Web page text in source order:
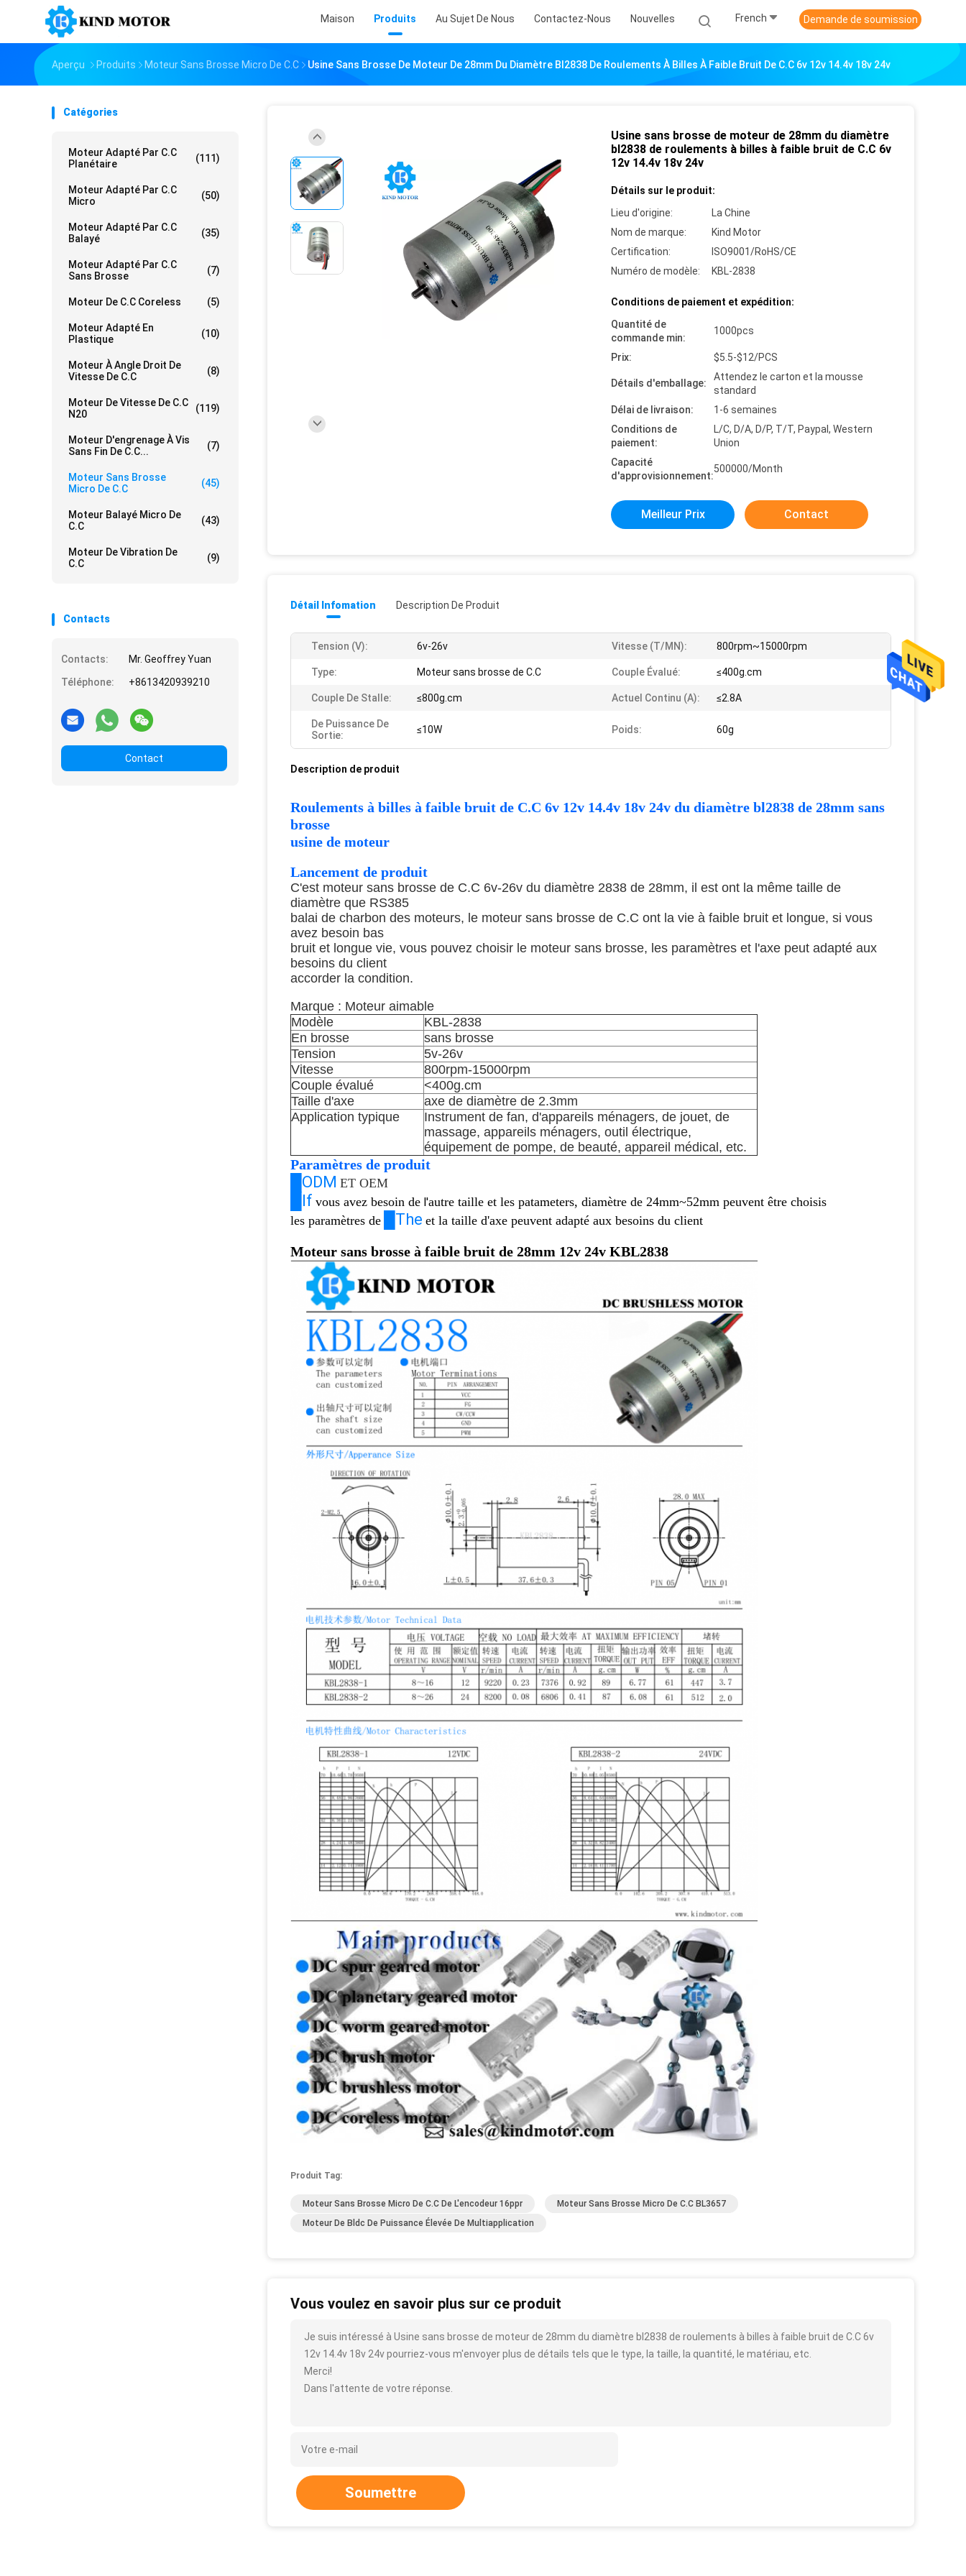
Maison Produits Au Sujet De Nous Contactez-Nous Nouvelles French Demande de soumission
Aperçu Produits Moteur Sans Brosse Micro De C.C Usine Sans Brosse De Moteur De 28mm Du Diamètre Bl2838 De Roulements À Billes À Faible Bruit De C.C 6v 12v 14.4v 18v 24v
Catégories
Moteur Adapté Par C.C
Planétaire
(111)
Moteur Adapté Par C.C
Micro
(50)
Moteur Adapté Par C.C
Balayé
(35)
Moteur Adapté Par C.C
Sans Brosse
(7)
Moteur De C.C Coreless (5)
Moteur Adapté En
Plastique
(10)
Moteur À Angle Droit De
Vitesse De C.C
(8)
Moteur De Vitesse De C.C
N20
(119)
Moteur D'engrenage À Vis
Sans Fin De C.C...
(7)
Moteur Sans Brosse
Micro De C.C
(45)
Moteur Balayé Micro De
C.C
(43)
Moteur De Vibration De
C.C
(9)
Contacts
Contacts:
Mr. Geoffrey Yuan
Téléphone:
+8613420939210
Contact
Usine sans brosse de moteur de 28mm du diamètre
bl2838 de roulements à billes à faible bruit de C.C 6v
12v 14.4v 18v 24v
Détails sur le produit:
Lieu d'origine:
La Chine
Nom de marque:
Kind Motor
Certification:
ISO9001/RoHS/CE
Numéro de modèle:
KBL-2838
Conditions de paiement et expédition:
Quantité de
commande min:
1000pcs
Prix: $5.5-$12/PCS
Détails d'emballage:
Attendez le carton et la mousse
standard
Délai de livraison:
1-6 semaines
Conditions de
paiement:
L/C, D/A, D/P, T/T, Paypal, Western
Union
Capacité
d'approvisionnement:
500000/Month
Meilleur Prix Contact
Détail Infomation Description De Produit
Tension (v): 6v-26v Vitesse (T/MN): 800rpm~15000rpm
Type: Moteur sans brosse de C.C Couple Évalué: ≤400g.cm
Couple De Stalle: ≤800g.cm Actuel Continu (a): ≤2.8A
De Puissance De
Sortie:
≤10W Poids: 60g
Description de produit
Roulements à billes à faible bruit de C.C 6v 12v 14.4v 18v 24v du diamètre bl2838 de 28mm sans
brosse
usine de moteur
Lancement de produit
C'est moteur sans brosse de C.C 6v-26v du diamètre 2838 de 28mm, il est ont la même taille de
diamètre que RS385
balai de charbon des moteurs, le moteur sans brosse de C.C ont la vie à faible bruit et longue, si vous
avez besoin bas
bruit et longue vie, vous pouvez choisir le moteur sans brosse, les paramètres et l'axe peut adapté aux
besoins du client
accorder la condition.
Marque : Moteur aimable
Modèle
KBL-2838
En brosse
sans brosse
Tension
5v-26v
Vitesse
800rpm-15000rpm
Couple évalué
<400g.cm
Taille d'axe
axe de diamètre de 2.3mm
Application typique
Instrument de fan, d'appareils ménagers, de jouet, de
massage, appareils ménagers, outil électrique,
équipement de pompe, de beauté, appareil médical, etc.
Paramètres de produit
█ODM ET OEM
█If vous avez besoin de l'autre taille et les patameters, diamètre de 24mm~52mm peuvent être choisis
les paramètres de
█The et la taille d'axe peuvent adapté aux besoins du client
Moteur sans brosse à faible bruit de 28mm 12v 24v KBL2838
Produit Tag:
Moteur Sans Brosse Micro De C.C De L'encodeur 16ppr
Moteur Sans Brosse Micro De C.C BL3657
Moteur De Bldc De Puissance Élevée De Multiapplication
Vous voulez en savoir plus sur ce produit
Je suis intéressé à Usine sans brosse de moteur de 28mm du diamètre bl2838 de roulements à billes à faible bruit de C.C 6v
12v 14.4v 18v 24v pourriez-vous m'envoyer plus de détails tels que le type, la taille, la quantité, le matériau, etc.
Merci!
Dans l'attente de votre réponse.
Soumettre